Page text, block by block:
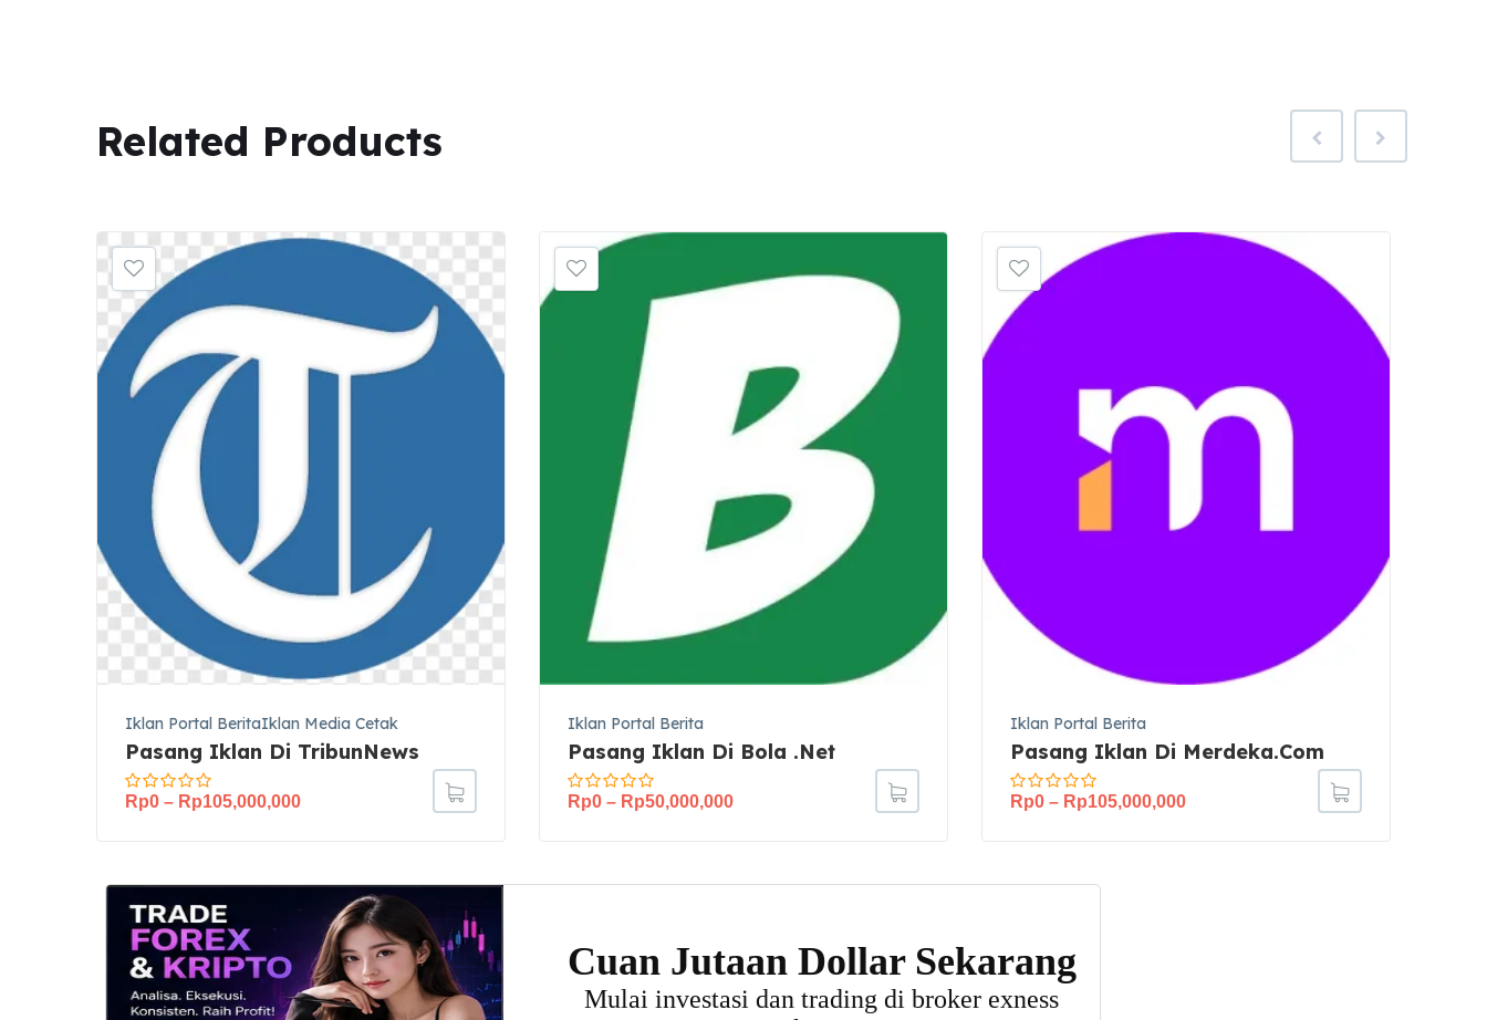
Related Products
Iklan Portal BeritaIklan Media Cetak
Pasang Iklan Di TribunNews
Rp0 – Rp105,000,000
Iklan Portal Berita
Pasang Iklan Di Bola .Net
Rp0 – Rp50,000,000
Iklan Portal Berita
Pasang Iklan Di Merdeka.com
Rp0 – Rp105,000,000